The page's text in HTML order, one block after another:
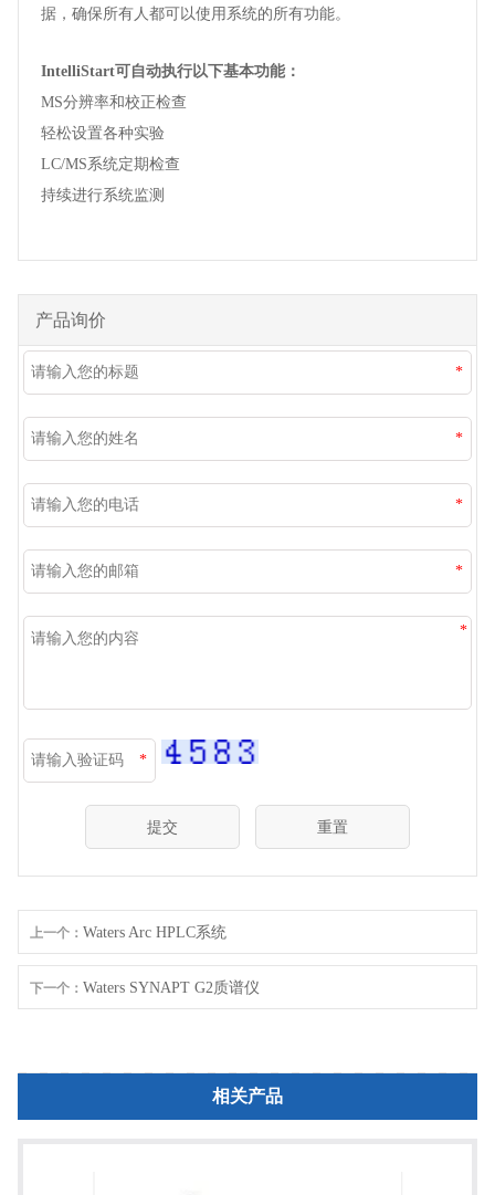
据，确保所有人都可以使用系统的所有功能。
IntelliStart可自动执行以下基本功能：
MS分辨率和校正检查
轻松设置各种实验
LC/MS系统定期检查
持续进行系统监测
产品询价
*
*
*
*
*
*
上一个： Waters Arc HPLC系统
下一个： Waters SYNAPT G2质谱仪
相关产品